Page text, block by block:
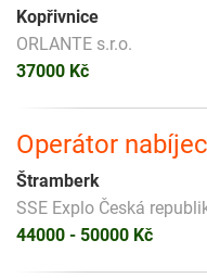
Kopřivnice
ORLANTE s.r.o.
37000 Kč
Operátor
Štramberk
SSE Explo Česká
44000 - 50000 Kč